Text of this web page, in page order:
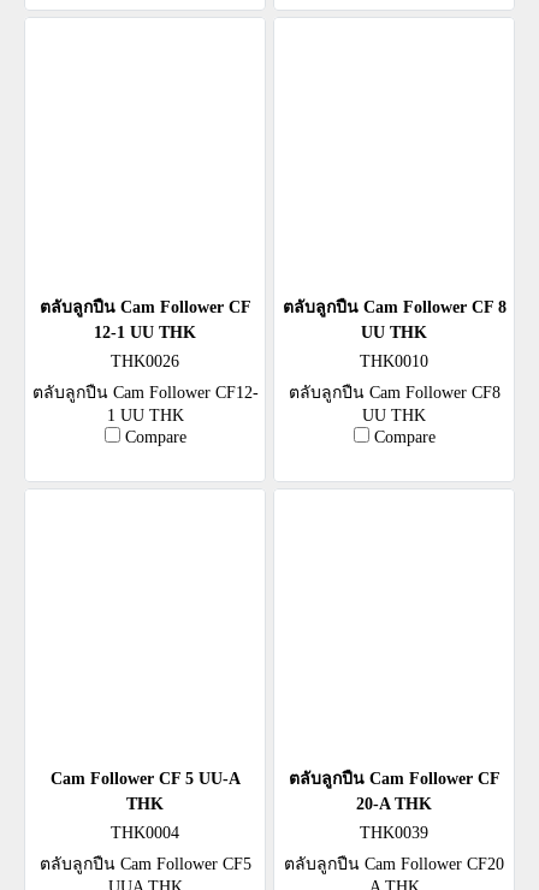
ตลับลูกปืน Cam Follower CF
12-1 UU THK
THK0026
ตลับลูกปืน Cam Follower CF12-
1 UU THK
Compare
ตลับลูกปืน Cam Follower CF 8
UU THK
THK0010
ตลับลูกปืน Cam Follower CF8
UU THK
Compare
Cam Follower CF 5 UU-A
THK
THK0004
ตลับลูกปืน Cam Follower CF5
ตลับลูกปืน Cam Follower CF
20-A THK
THK0039
ตลับลูกปืน Cam Follower CF20